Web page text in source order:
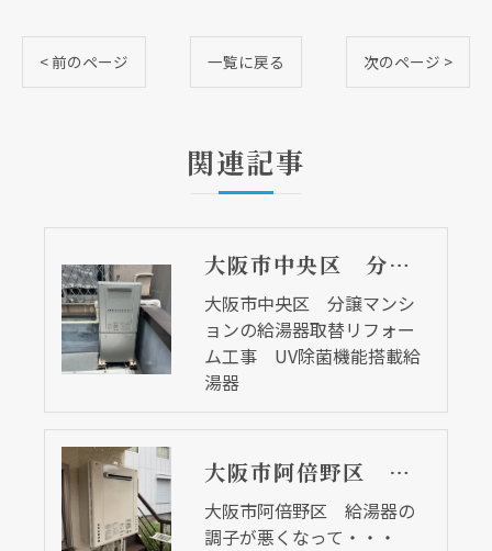
< 前のページ 一覧に戻る 次のページ >
関連記事
大阪市中央区 分譲マンションの給湯器取替リフォーム工事 UV除菌機能搭載給湯器
大阪市中央区 分譲マンシ
ョンの給湯器取替リフォー
ム工事 UV除菌機能搭載給
湯器
大阪市阿倍野区 給湯器の調子が悪くなって・・・
大阪市阿倍野区 給湯器の
調子が悪くなって・・・